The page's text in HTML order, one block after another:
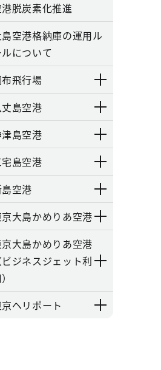
港脱炭素化推進
島空港格納庫の運用ル
について
飛行場
島空港
島空港
島空港
空港
京大島かめりあ空港
京大島かめりあ空港
ビジネスジェット利
ヘリポート